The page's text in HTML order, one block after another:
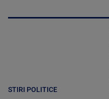
STIRI POLITICE